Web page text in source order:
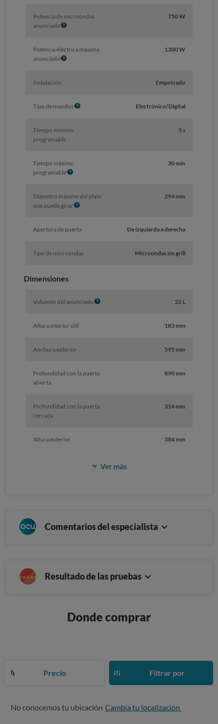
Potencia de microondas
anunciada I
o
750 W
Potencia eléctrica máxima
anunciadaI
o
1300 W
Instalación Empotrado
Tipo de mandosI
Electrónico/Digital
Tiempo minimo
programable
5 s
Tiempo máximo
programableI
o
30 min
Diámetro máximo del plato
que puede girarI
o
294 mm
Apertura de puerta De izquierda a derecha
Tipo de microondas MIcroondas sin grill
Dimensiones
Volumen útil anunciado I
22 L
Altura interior útil 183 mm
Anchura exterior 595 mm
Profundidad con la puerta
abierta
890 mm
Profundidad con la puerta
cerrada
314 mm
Altura exterior 384 mm
Ver más
Comentarios del especialista
Resultado de las pruebas
Donde comprar
Precio Filtrar por
No conocemos tu ubicación Cambia tu localización